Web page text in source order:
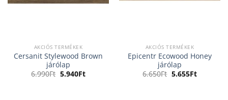
AKCIÓS TERMÉKEK
Cersanit Stylewood Brown
járólap
6.990Ft Original
price
5.940FtCurrent
price
AKCIÓS TERMÉKEK
Epicentr Ecowood Honey
járólap
6.650Ft Original
price
5.655FtCurrent
price